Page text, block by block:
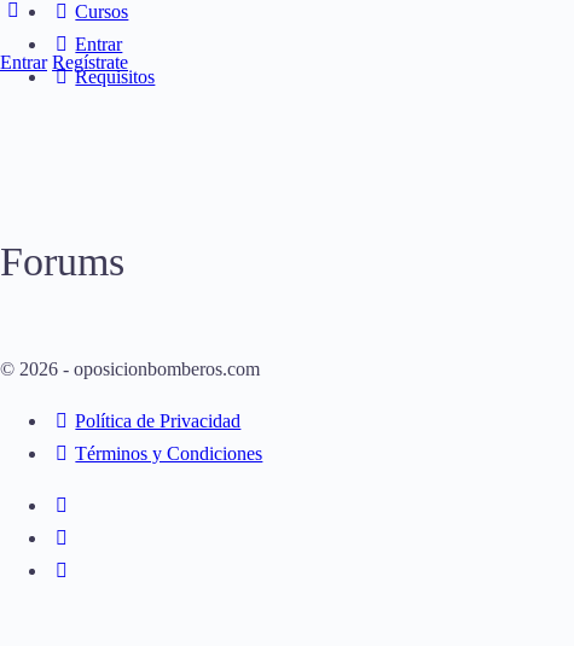
Entrar Regístrate
Cursos
Entrar
Requisitos
Forums
© 2026 - oposicionbomberos.com
Política de Privacidad
Términos y Condiciones